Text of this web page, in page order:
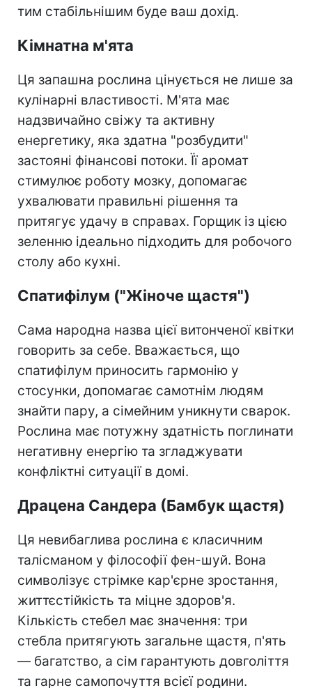
тим стабільнішим буде ваш дохід.
Кімнатна м'ята
Ця запашна рослина цінується не лише за
кулінарні властивості. М'ята має
надзвичайно свіжу та активну
енергетику, яка здатна "розбудити"
застояні фінансові потоки. Її аромат
стимулює роботу мозку, допомагає
ухвалювати правильні рішення та
притягує удачу в справах. Горщик із цією
зеленню ідеально підходить для робочого
столу або кухні.
Спатифілум ("Жіноче щастя")
Сама народна назва цієї витонченої квітки
говорить за себе. Вважається, що
спатифілум приносить гармонію у
стосунки, допомагає самотнім людям
знайти пару, а сімейним уникнути сварок.
Рослина має потужну здатність поглинати
негативну енергію та згладжувати
конфліктні ситуації в домі.
Драцена Сандера (Бамбук щастя)
Ця невибаглива рослина є класичним
талісманом у філософії фен-шуй. Вона
символізує стрімке кар'єрне зростання,
життєстійкість та міцне здоров'я.
Кількість стебел має значення: три
стебла притягують загальне щастя, п'ять
— багатство, а сім гарантують довголіття
та гарне самопочуття всієї родини.